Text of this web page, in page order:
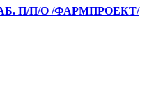
П/П/О /ФАРМПРОЕКТ/